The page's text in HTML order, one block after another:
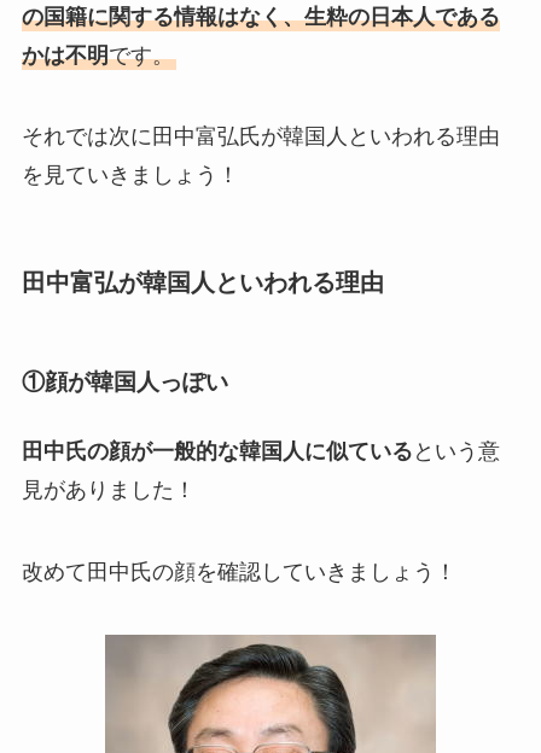
の国籍に関する情報はなく、生粋の日本人である
かは不明です。
それでは次に田中富弘氏が韓国人といわれる理由
を見ていきましょう！
田中富弘が韓国人といわれる理由
①顔が韓国人っぽい
田中氏の顔が一般的な韓国人に似ている という意
見がありました！
改めて田中氏の顔を確認していきましょう！